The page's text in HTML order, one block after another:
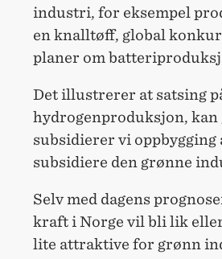
industri, for eksempel
en knalltøff, global
planer om
Det illustrerer at satsing
hydrogenproduksjon, kan
subsidierer vi oppbygging
subsidiere den grønne
Selv med dagens
kraft i Norge vil bli lik
lite attraktive for grønn